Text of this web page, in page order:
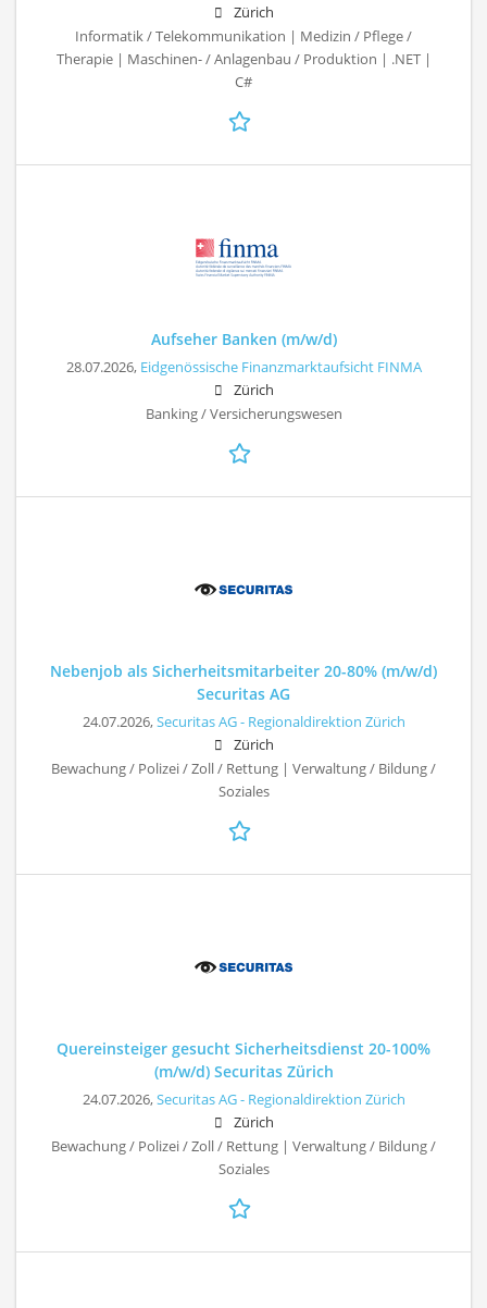
Zürich
Informatik / Telekommunikation | Medizin / Pflege /
Therapie | Maschinen- / Anlagenbau / Produktion | .NET |
C#
Aufseher Banken (m/w/d)
28.07.2026, Eidgenössische Finanzmarktaufsicht FINMA
Zürich
Banking / Versicherungswesen
Nebenjob als Sicherheitsmitarbeiter 20-80% (m/w/d)
Securitas AG
24.07.2026,Securitas AG - Regionaldirektion Zürich
Zürich
Bewachung / Polizei / Zoll / Rettung | Verwaltung / Bildung /
Soziales
Quereinsteiger gesucht Sicherheitsdienst 20-100%
(m/w/d) Securitas Zürich
24.07.2026,Securitas AG - Regionaldirektion Zürich
Zürich
Bewachung / Polizei / Zoll / Rettung | Verwaltung / Bildung /
Soziales